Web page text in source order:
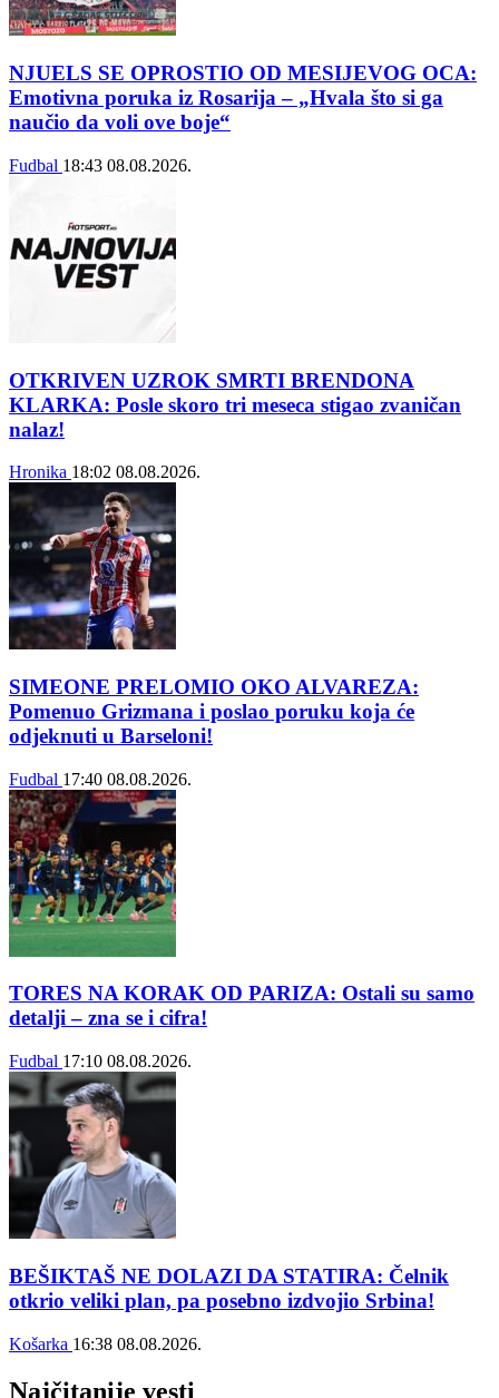
NJUELS SE OPROSTIO OD MESIJEVOG OCA:
Emotivna poruka iz Rosarija – „Hvala što si ga
naučio da voli ove boje“
Fudbal 18:43 08.08.2026.
OTKRIVEN UZROK SMRTI BRENDONA
KLARKA: Posle skoro tri meseca stigao zvaničan
nalaz!
Hronika 18:02 08.08.2026.
SIMEONE PRELOMIO OKO ALVAREZA:
Pomenuo Grizmana i poslao poruku koja će
odjeknuti u Barseloni!
Fudbal 17:40 08.08.2026.
TORES NA KORAK OD PARIZA: Ostali su samo
detalji – zna se i cifra!
Fudbal 17:10 08.08.2026.
BEŠIKTAŠ NE DOLAZI DA STATIRA: Čelnik
otkrio veliki plan, pa posebno izdvojio Srbina!
Košarka 16:38 08.08.2026.
Najčitanije vesti